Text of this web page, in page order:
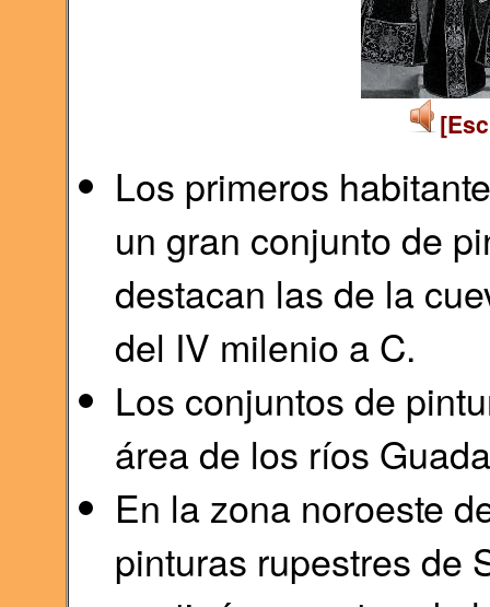
Los primeros
un gran conjunto de
destacan las de la
del IV milenio a C.
Los conjuntos de
área de los ríos
En la zona noroeste
pinturas rupestres de